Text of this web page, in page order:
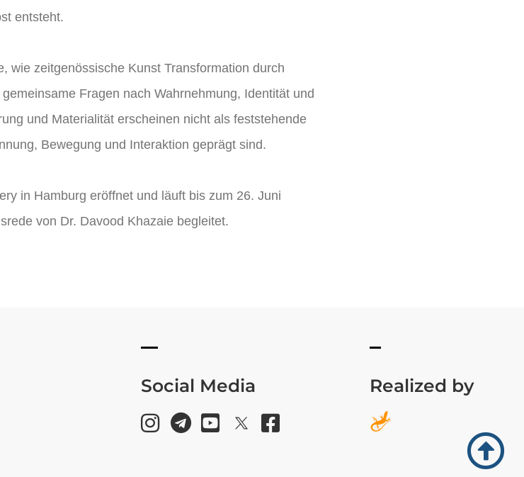
entsteht.
wie zeitgenössische Kunst Transformation durch
Fragen nach Wahrnehmung, Identität und
und Materialität erscheinen nicht als feststehende
Bewegung und Interaktion geprägt sind.
in Hamburg eröffnet und läuft bis zum 26. Juni
von Dr. Davood Khazaie begleitet.
Social Media Realized by